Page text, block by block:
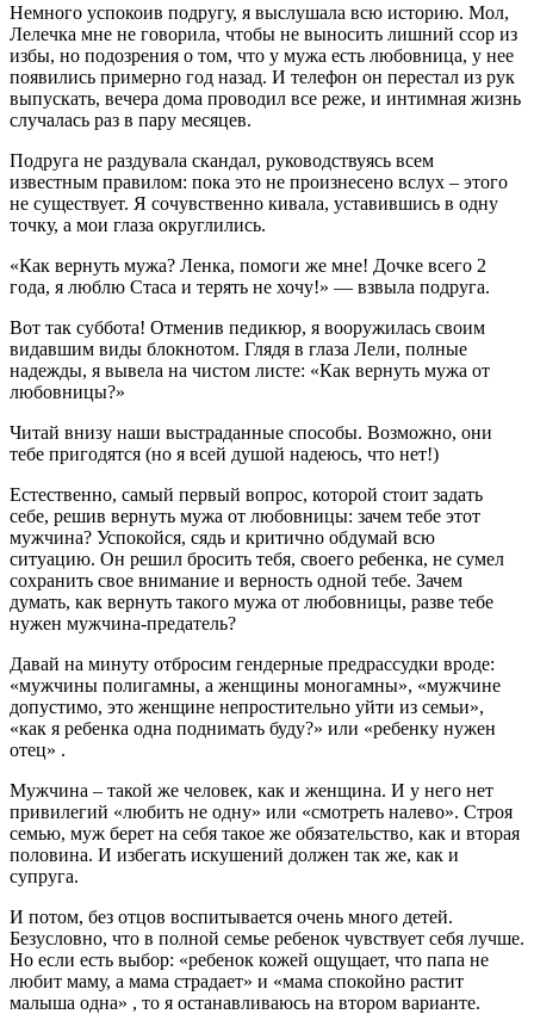
Немного успокоив подругу, я выслушала всю историю. Мол,
Лелечка мне не говорила, чтобы не выносить лишний ссор из
избы, но подозрения о том, что у мужа есть любовница, у нее
появились примерно год назад. И телефон он перестал из рук
выпускать, вечера дома проводил все реже, и интимная жизнь
случалась раз в пару месяцев.
Подруга не раздувала скандал, руководствуясь всем
известным правилом: пока это не произнесено вслух – этого
не существует. Я сочувственно кивала, уставившись в одну
точку, а мои глаза округлились.
«Как вернуть мужа? Ленка, помоги же мне! Дочке всего 2
года, я люблю Стаса и терять не хочу!» — взвыла подруга.
Вот так суббота! Отменив педикюр, я вооружилась своим
видавшим виды блокнотом. Глядя в глаза Лели, полные
надежды, я вывела на чистом листе: «Как вернуть мужа от
любовницы?»
Читай внизу наши выстраданные способы. Возможно, они
тебе пригодятся (но я всей душой надеюсь, что нет!)
Естественно, самый первый вопрос, которой стоит задать
себе, решив вернуть мужа от любовницы: зачем тебе этот
мужчина? Успокойся, сядь и критично обдумай всю
ситуацию. Он решил бросить тебя, своего ребенка, не сумел
сохранить свое внимание и верность одной тебе. Зачем
думать, как вернуть такого мужа от любовницы, разве тебе
нужен мужчина-предатель?
Давай на минуту отбросим гендерные предрассудки вроде:
«мужчины полигамны, а женщины моногамны», «мужчине
допустимо, это женщине непростительно уйти из семьи»,
«как я ребенка одна поднимать буду?» или «ребенку нужен
отец» .
Мужчина – такой же человек, как и женщина. И у него нет
привилегий «любить не одну» или «смотреть налево». Строя
семью, муж берет на себя такое же обязательство, как и вторая
половина. И избегать искушений должен так же, как и
супруга.
И потом, без отцов воспитывается очень много детей.
Безусловно, что в полной семье ребенок чувствует себя лучше.
Но если есть выбор: «ребенок кожей ощущает, что папа не
любит маму, а мама страдает» и «мама спокойно растит
малыша одна» , то я останавливаюсь на втором варианте.